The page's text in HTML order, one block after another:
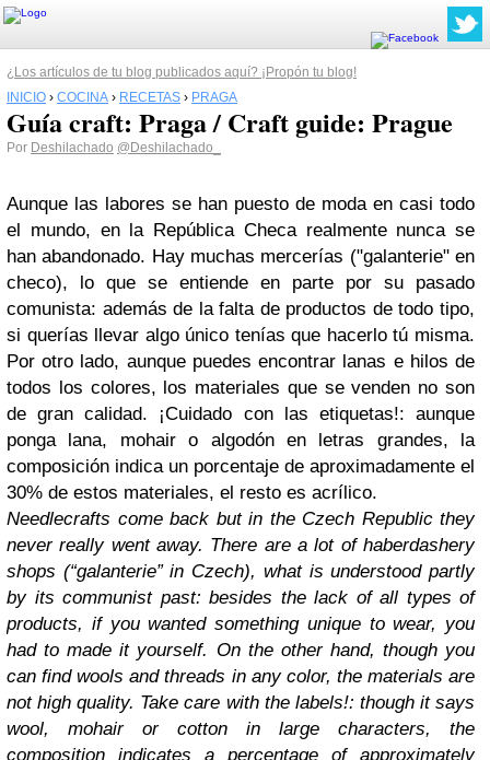
¿Los artículos de tu blog publicados aquí? ¡Propón tu blog!
INICIO › COCINA › RECETAS › PRAGA
Guía craft: Praga / Craft guide: Prague
Por Deshilachado @Deshilachado_
Aunque las labores se han puesto de moda en casi todo
el mundo, en la República Checa realmente nunca se
han abandonado. Hay muchas mercerías ("galanterie" en
checo), lo que se entiende en parte por su pasado
comunista: además de la falta de productos de todo tipo,
si querías llevar algo único tenías que hacerlo tú misma.
Por otro lado, aunque puedes encontrar lanas e hilos de
todos los colores, los materiales que se venden no son
de gran calidad. ¡Cuidado con las etiquetas!: aunque
ponga lana, mohair o algodón en letras grandes, la
composición indica un porcentaje de aproximadamente el
30% de estos materiales, el resto es acrílico.
Needlecrafts come back but in the Czech Republic they
never really went away. There are a lot of haberdashery
shops (“galanterie” in Czech), what is understood partly
by its communist past: besides the lack of all types of
products, if you wanted something unique to wear, you
had to made it yourself. On the other hand, though you
can find wools and threads in any color, the materials are
not high quality. Take care with the labels!: though it says
wool, mohair or cotton in large characters, the
composition indicates a percentage of approximately